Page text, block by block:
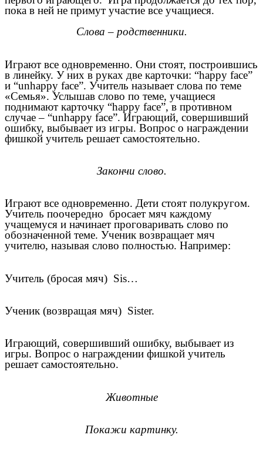
пока в ней не примут участие все учащиеся.
Слова – родственники.
Играют все одновременно. Они стоят, построившись
в линейку. У них в руках две карточки: “happy face”
и “unhappy face”. Учитель называет слова по теме
«Семья». Услышав слово по теме, учащиеся
поднимают карточку “happy face”, в противном
случае – “unhappy face”. Играющий, совершивший
ошибку, выбывает из игры. Вопрос о награждении
фишкой учитель решает самостоятельно.
Закончи слово.
Играют все одновременно. Дети стоят полукругом.
Учитель поочередно бросает мяч каждому
учащемуся и начинает проговаривать слово по
обозначенной теме. Ученик возвращает мяч
учителю, называя слово полностью. Например:
Учитель (бросая мяч) Sis…
Ученик (возвращая мяч) Sister.
Играющий, совершивший ошибку, выбывает из
игры. Вопрос о награждении фишкой учитель
решает самостоятельно.
Животные
Покажи картинку.